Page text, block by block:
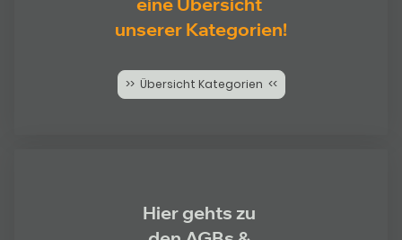
unserer Kategorien!
>> Übersicht Kategorien <<
Hier gehts zu